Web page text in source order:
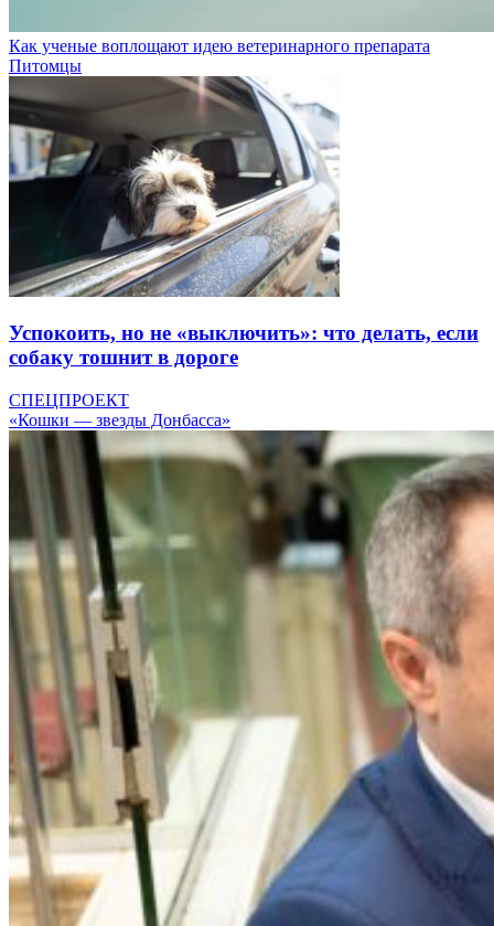
Как ученые воплощают идею ветеринарного препарата
Питомцы
Успокоить, но не «выключить»: что делать, если
собаку тошнит в дороге
СПЕЦПРОЕКТ
«Кошки — звезды Донбасса»